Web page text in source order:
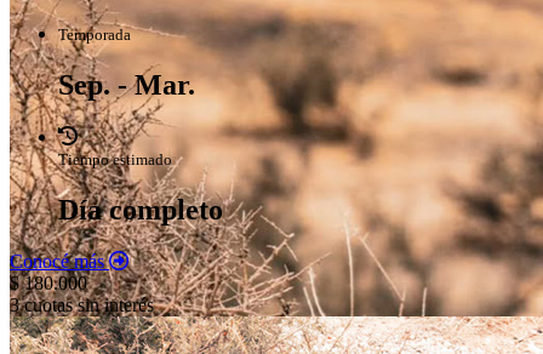
Temporada
Sep. - Mar.
Tiempo estimado
Día completo
Conocé más
$ 180.000
3 cuotas sin interés